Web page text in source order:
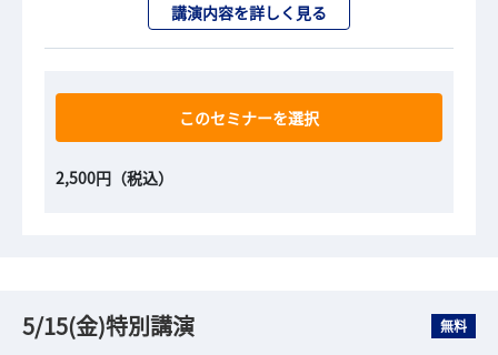
講演内容を詳しく見る
このセミナーを選択
2,500円（税込）
5/15(金)特別講演 無料